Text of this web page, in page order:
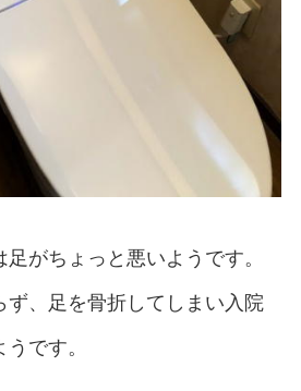
がちょっと悪いようです。
ず、足を骨折してしまい入院
です。